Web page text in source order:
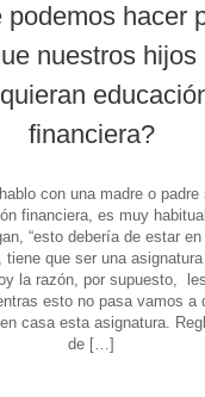
podemos hacer
nuestros hijos
financiera?
con una madre o padre
financiera, es muy
“esto debería de estar en
tiene que ser una asignatura
la razón, por supuesto,
esto no pasa vamos a
casa esta asignatura.
de […]